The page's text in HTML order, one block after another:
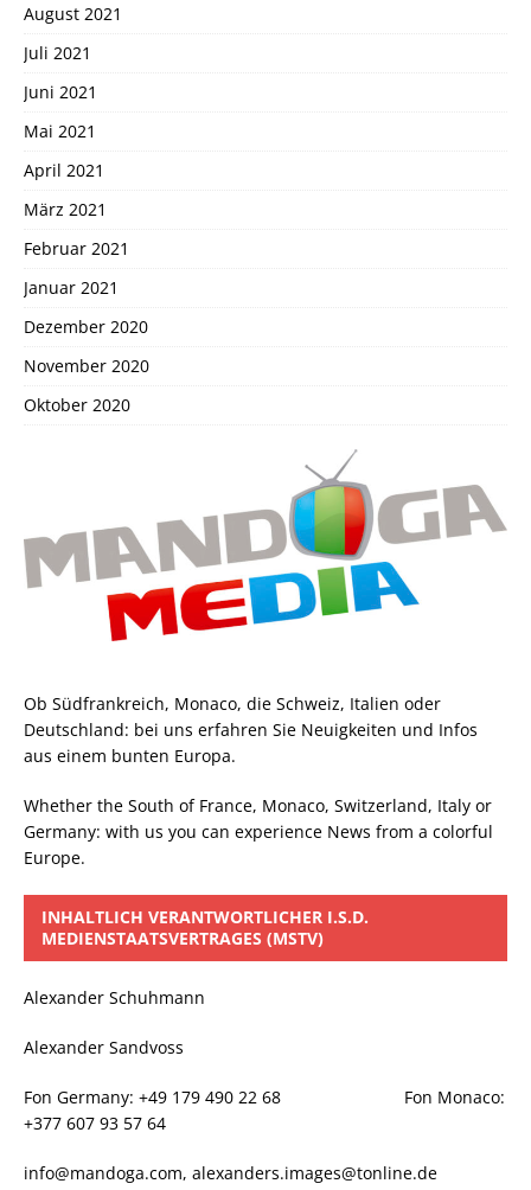
August 2021
Juli 2021
Juni 2021
Mai 2021
April 2021
März 2021
Februar 2021
Januar 2021
Dezember 2020
November 2020
Oktober 2020
Ob Südfrankreich, Monaco, die Schweiz, Italien oder
Deutschland: bei uns erfahren Sie Neuigkeiten und Infos
aus einem bunten Europa.
Whether the South of France, Monaco, Switzerland, Italy or
Germany: with us you can experience News from a colorful
Europe.
INHALTLICH VERANTWORTLICHER I.S.D.
MEDIENSTAATSVERTRAGES (MSTV)
Alexander Schuhmann
Alexander Sandvoss
Fon Germany: +49 179 490 22 68 Fon Monaco:
+377 607 93 57 64
info@mandoga.com, alexanders.images@tonline.de